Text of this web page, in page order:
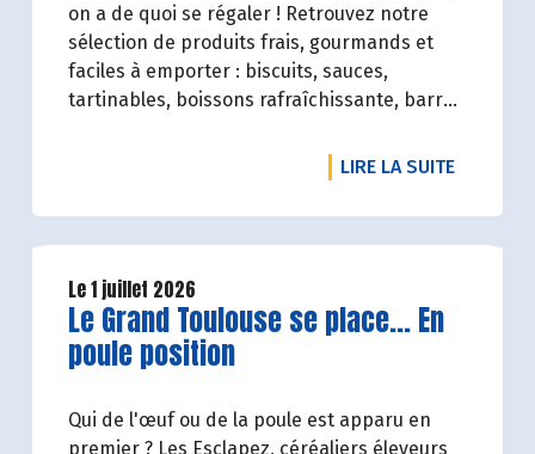
on a de quoi se régaler ! Retrouvez notre
sélection de produits frais, gourmands et
faciles à emporter : biscuits, sauces,
tartinables, boissons rafraîchissante, barres
une sélection de produits du 2 juillet au 12
LIRE LA SUITEDE
Le 1 juillet 2026
Lire la suite de l'article
Le Grand Toulouse se place... En
poule position
Qui de l'œuf ou de la poule est apparu en
premier ? Les Esclapez, céréaliers éleveurs